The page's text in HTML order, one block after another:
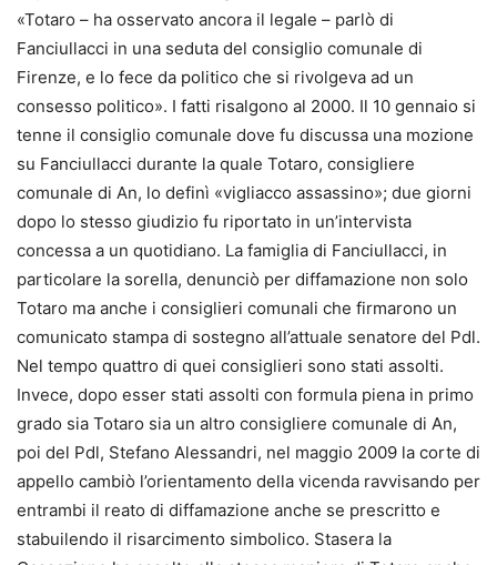
«Totaro – ha osservato ancora il legale – parlò di
Fanciullacci in una seduta del consiglio comunale di
Firenze, e lo fece da politico che si rivolgeva ad un
consesso politico». I fatti risalgono al 2000. Il 10 gennaio si
tenne il consiglio comunale dove fu discussa una mozione
su Fanciullacci durante la quale Totaro, consigliere
comunale di An, lo definì «vigliacco assassino»; due giorni
dopo lo stesso giudizio fu riportato in un’intervista
concessa a un quotidiano. La famiglia di Fanciullacci, in
particolare la sorella, denunciò per diffamazione non solo
Totaro ma anche i consiglieri comunali che firmarono un
comunicato stampa di sostegno all’attuale senatore del Pdl.
Nel tempo quattro di quei consiglieri sono stati assolti.
Invece, dopo esser stati assolti con formula piena in primo
grado sia Totaro sia un altro consigliere comunale di An,
poi del Pdl, Stefano Alessandri, nel maggio 2009 la corte di
appello cambiò l’orientamento della vicenda ravvisando per
entrambi il reato di diffamazione anche se prescritto e
stabuilendo il risarcimento simbolico. Stasera la